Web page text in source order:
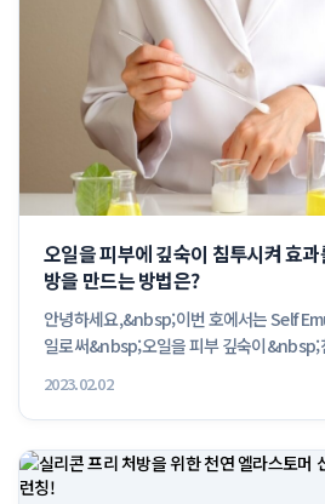
오일을 피부에 깊숙이 침투시켜 효
방을 만드는 방법은?
안녕하세요,&nbsp;이번 호에서는 Self
일로써&nbsp;오일을 피부 깊숙이&nbsp;
2023.02.02